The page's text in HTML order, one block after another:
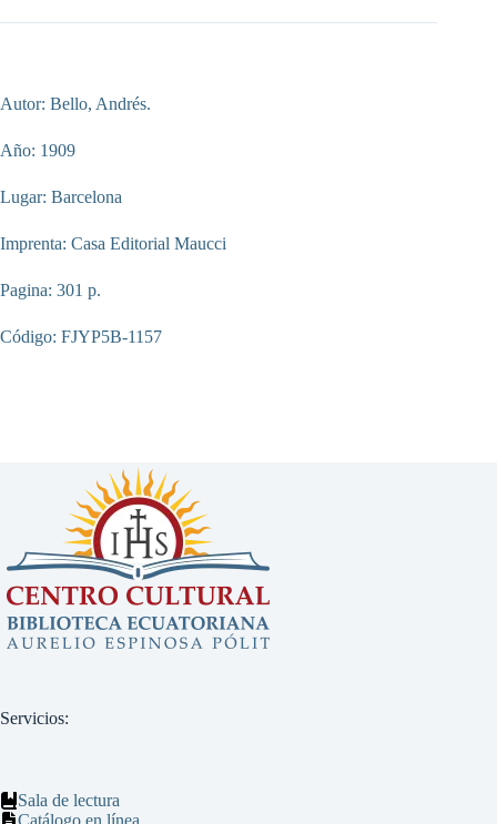
Autor: Bello, Andrés.
Año: 1909
Lugar: Barcelona
Imprenta: Casa Editorial Maucci
Pagina: 301 p.
Código: FJYP5B-1157
Servicios:
Sala de lectura
Catálogo en línea